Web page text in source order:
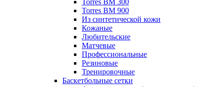
Torres BM 300
Torres BM 900
Из синтетической кожи
Кожаные
Любительские
Матчевые
Профессиональные
Резиновые
Тренировочные
Баскетбольные сетки